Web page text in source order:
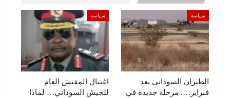
سياسة
الطيران السوداني بعد
فبراير…. مرحلة جديدة في
سياسة
اغتيال المفتش العام
للجيش السوداني… لماذا